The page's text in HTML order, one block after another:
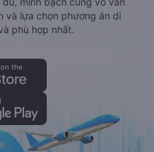
và lựa chọn phương án di
phù hợp nhất.